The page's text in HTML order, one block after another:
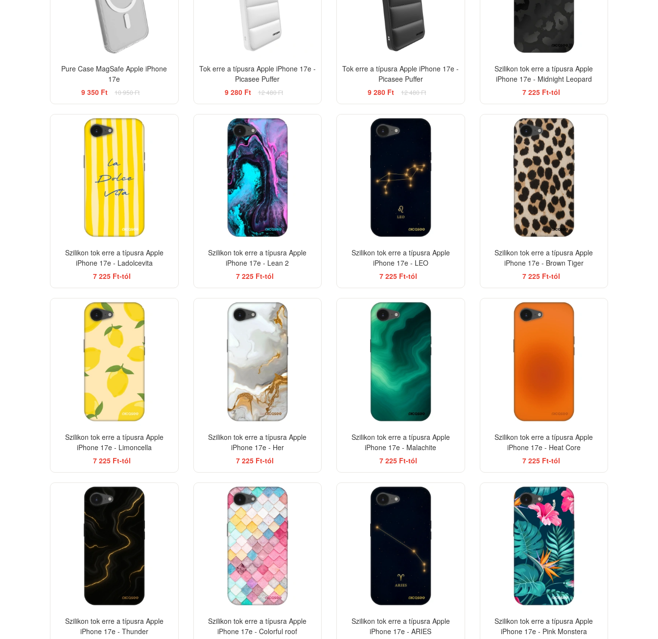
Pure Case MagSafe Apple iPhone
17e
9 350 Ft
10 950 Ft
Tok erre a típusra Apple iPhone 17e -
Picasee Puffer
9 280 Ft
12 480 Ft
Tok erre a típusra Apple iPhone 17e -
Picasee Puffer
9 280 Ft
12 480 Ft
Szilikon tok erre a típusra Apple
iPhone 17e - Midnight Leopard
7 225 Ft-tól
BESTSELLER
Szilikon tok erre a típusra Apple
iPhone 17e - Ladolcevita
7 225 Ft-tól
BESTSELLER
Szilikon tok erre a típusra Apple
iPhone 17e - Lean 2
7 225 Ft-tól
Szilikon tok erre a típusra Apple
iPhone 17e - LEO
7 225 Ft-tól
Szilikon tok erre a típusra Apple
iPhone 17e - Brown Tiger
7 225 Ft-tól
BESTSELLER
Szilikon tok erre a típusra Apple
iPhone 17e - Limoncella
7 225 Ft-tól
Szilikon tok erre a típusra Apple
iPhone 17e - Her
7 225 Ft-tól
Szilikon tok erre a típusra Apple
iPhone 17e - Malachite
7 225 Ft-tól
Szilikon tok erre a típusra Apple
iPhone 17e - Heat Core
7 225 Ft-tól
Szilikon tok erre a típusra Apple
iPhone 17e - Thunder
Szilikon tok erre a típusra Apple
iPhone 17e - Colorful roof
Szilikon tok erre a típusra Apple
iPhone 17e - ARIES
Szilikon tok erre a típusra Apple
iPhone 17e - Pink Monstera